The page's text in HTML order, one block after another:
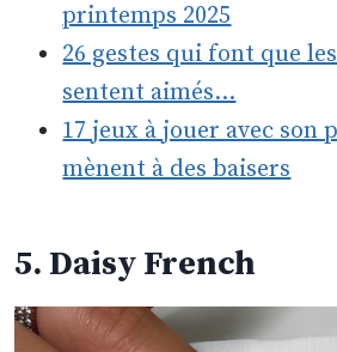
printemps 2025
26 gestes qui font que
sentent aimés…
17 jeux à jouer avec son
mènent à des baisers
5. Daisy French